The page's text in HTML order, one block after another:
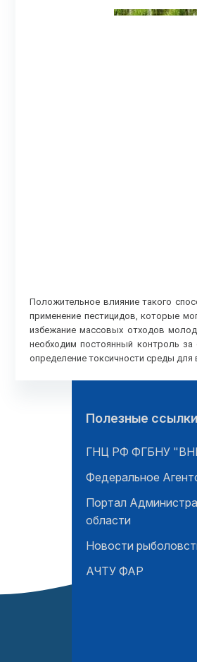
Положительное влияние такого
применение пестицидов, которые
избежание массовых отходов
необходим постоянный контроль
определение токсичности среды для
Полезные ссылки
ГНЦ РФ ФГБНУ
Федеральное
Портал
области
Новости
АЧТУ ФАР